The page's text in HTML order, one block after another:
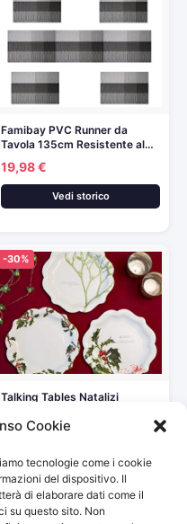
Cookie
tecnologie come i cookie
del dispositivo. Il
di elaborare dati come il
su questo sito. Non
Famibay PVC Runner da
Tavola 135cm Resistente al…
19,98 €
Vedi storico
-30%
Talking Tables Natalizi
4,57 €6,49 €
Vedi storico